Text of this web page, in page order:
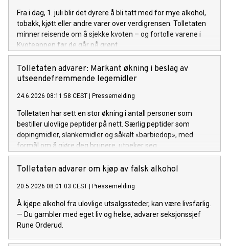
Fra i dag, 1. juli blir det dyrere å bli tatt med for mye alkohol,
tobakk, kjøtt eller andre varer over verdigrensen. Tolletaten
minner reisende om å sjekke kvoten – og fortolle varene i
Kvoteappen før de går på grønt.
Tolletaten advarer: Markant økning i beslag av
utseendefremmende legemidler
24.6.2026 08:11:58 CEST Pressemelding
Tolletaten har sett en stor økning i antall personer som
bestiller ulovlige peptider på nett. Særlig peptider som
dopingmidler, slankemidler og såkalt «barbiedop», med
formål om å gjøre deg brunere, utpeker seg.
Tolletaten advarer om kjøp av falsk alkohol
20.5.2026 08:01:03 CEST Pressemelding
Å kjøpe alkohol fra ulovlige utsalgssteder, kan være livsfarlig.
— Du gambler med eget liv og helse, advarer seksjonssjef
Rune Orderud.